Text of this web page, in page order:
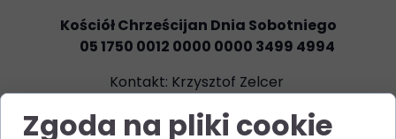
Kościół Chrześcijan Dnia Sobotniego
05 1750 0012 0000 0000 3499 4994
Kontakt: Krzysztof Zelcer
tel. 519 765 823
Zgoda na pliki cookie